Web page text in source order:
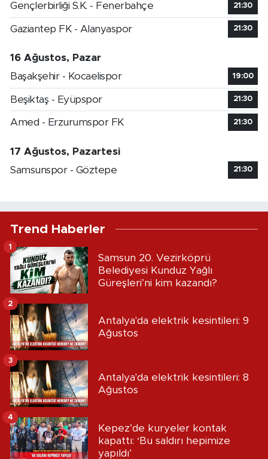
Gençlerbirliği S.K. - Fenerbahçe 21:30
Gaziantep FK - Alanyaspor 21:30
16 Ağustos, Pazar
Başakşehir - Kocaelispor
19:00
Beşiktaş - Eyüpspor 21:30
Amed - Erzurumspor FK 21:30
17 Ağustos, Pazartesi
Samsunspor - Göztepe
21:30
Trend Haberler
Samsun 20. Vezirköprü
Belediyesi Kunduz Yağlı
Güreşleri’ni kim kazandı?
1
Antalya'da elektrik kesintileri: 9
Ağustos
2
Antalya'da elektrik kesintileri: 8
Ağustos
3
Kepez’de kuryeler kontak
kapattı: ‘Bu saldırı hepimize
yapıldı’
4